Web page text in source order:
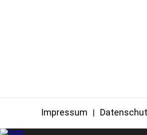
Impressum